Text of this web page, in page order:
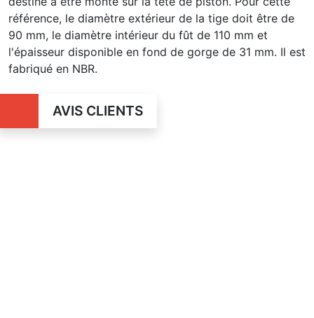
référence, le diamètre extérieur de la tige doit être de
90 mm, le diamètre intérieur du fût de 110 mm et
l'épaisseur disponible en fond de gorge de 31 mm. Il est
fabriqué en NBR.
AVIS CLIENTS